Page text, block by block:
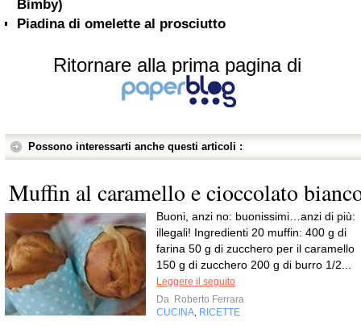
Bimby)
Piadina di omelette al prosciutto
Ritornare alla prima pagina di
Possono interessarti anche questi articoli :
Muffin al caramello e cioccolato
Buoni, anzi no: buonissimi…anzi di più:
illegali! Ingredienti 20 muffin: 400 g di
farina 50 g di zucchero per il caramello
150 g di zucchero 200 g di burro 1/2...
Leggere il seguito
Da Roberto Ferrara
CUCINA RICETTE